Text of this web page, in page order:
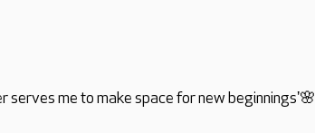
serves me to make space for new beginnings'🌸